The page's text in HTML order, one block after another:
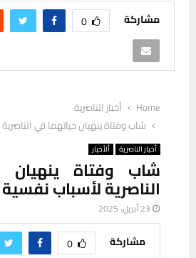
مشاركة 0
Home
أخبار الناصرية
شاب وفتاة ينهيان حياتهما في
أخبار الناصرية ألأخبار
شاب وفتاة ينهيان
الناصرية لأسباب
23 أبريل، 2025
مشاركة 0